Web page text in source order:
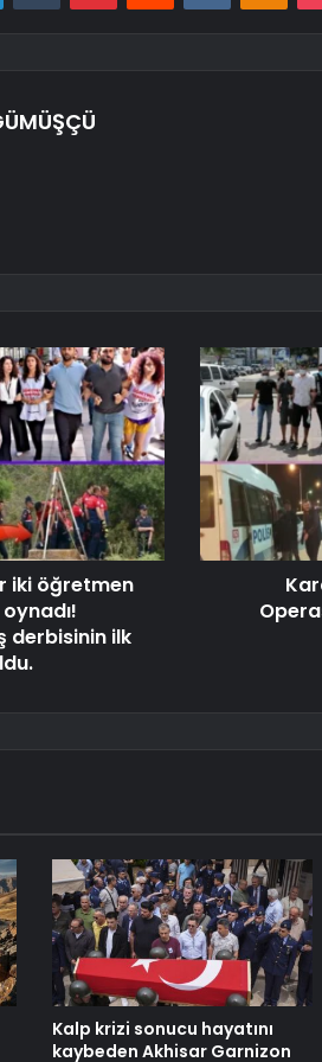
iki öğretmen
derbisinin ilk
Kalp krizi sonucu hayatını
kaybeden Akhisar Garnizon